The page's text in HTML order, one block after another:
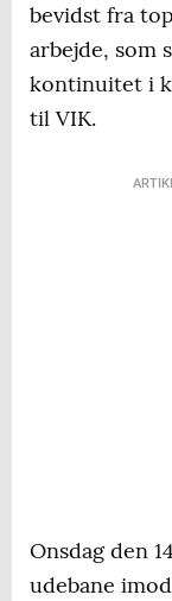
bevidst fra
arbejde, som
kontinuitet i
til VIK.
Onsdag den
udebane